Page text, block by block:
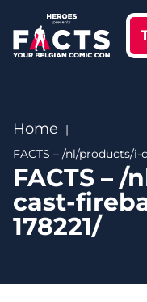
Home
FACTS – /nl/products/i-
FACTS –
cast-
178221/